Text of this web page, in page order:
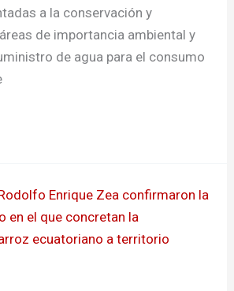
a la conservación y
de importancia ambiental y
de agua para el consumo